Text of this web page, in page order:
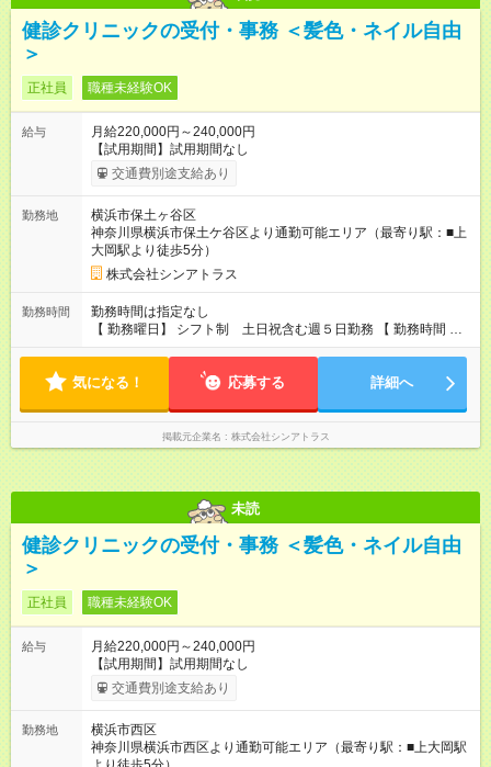
健診クリニックの受付・事務 ＜髪色・ネイル自由
＞
正社員 職種未経験OK
給与
月給220,000円～240,000円
【試用期間】試用期間なし
交通費別途支給あり
勤務地
横浜市保土ヶ谷区
神奈川県横浜市保土ケ谷区より通勤可能エリア（最寄り駅：■上
大岡駅より徒歩5分）
株式会社シンアトラス
勤務時間
勤務時間は指定なし
【 勤務曜日】 シフト制 土日祝含む週５日勤務 【 勤務時間 】
・ 9：00～20：00（実働8h／休憩１h） ※残業ほとんどありま
気になる！ 応募する 詳細へ
掲載元企業名 株式会社シンアトラス
未読
健診クリニックの受付・事務 ＜髪色・ネイル自由
＞
正社員 職種未経験OK
給与
月給220,000円～240,000円
【試用期間】試用期間なし
交通費別途支給あり
勤務地
横浜市西区
神奈川県横浜市西区より通勤可能エリア（最寄り駅：■上大岡駅